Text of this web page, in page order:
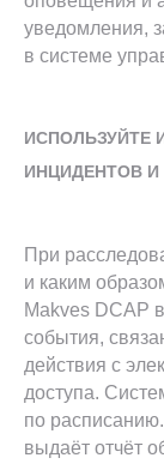
уведомления,
в системе
ИСПОЛЬЗУЙТЕ
ИНЦИДЕНТОВ
При
и каким
Makves DCAP
события,
действия с
доступа.
по
выдаёт отчёт
Узнайте
DCAP
Первая
Файловый
Классификация
Обеспечение
доступности и
корпоративной